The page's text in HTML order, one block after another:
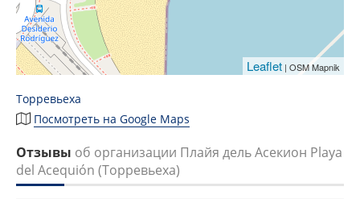
Leaflet | OSM Mapnik
Торревьеха
Посмотреть на Google Maps
Отзывы об организации Плайя дель Асекион Playa
del Acequión (Торревьеха)